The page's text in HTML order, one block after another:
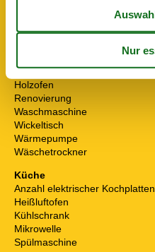
Bebaute Fläche
Gefrierkapazität (Anzahl Liter)
Hochstuhl
Holzofen
Renovierung
Waschmaschine
Wickeltisch
Wärmepumpe
Wäschetrockner
Küche
Anzahl elektrischer Kochplatten
Heißluftofen
Kühlschrank
Mikrowelle
Spülmaschine